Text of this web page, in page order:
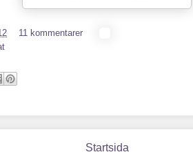
11 kommentarer
Startsida